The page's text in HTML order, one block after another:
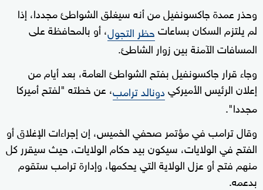
وحذر عمدة جاكسونفيل من أنه سيغلق الشواطئ مجددا، إذا
لم يلتزم السكان بساعاتحظر التجول، أو بالمحافظة على
المسافات الآمنة بين زوار الشاطئ.
وجاء قرار جاكسونفيل بفتح الشواطئ العامة، بعد أيام من
إعلان الرئيس الأميركيدونالد ترامب، عن خطته "لفتح أميركا
مجددا".
وقال ترامب في مؤتمر صحفي الخميس، إن إجراءات الإغلاق أو
الفتح في الولايات، سيكون بيد حكام الولايات، حيث سيقرر كل
منهم فتح أو عزل الولاية التي يحكمها، وإدارة ترامب ستقوم
بدعمه.